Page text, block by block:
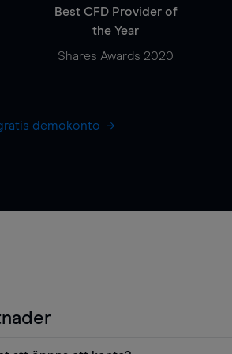
Best CFD Provider of
the Year
Shares Awards 2020
demokonto